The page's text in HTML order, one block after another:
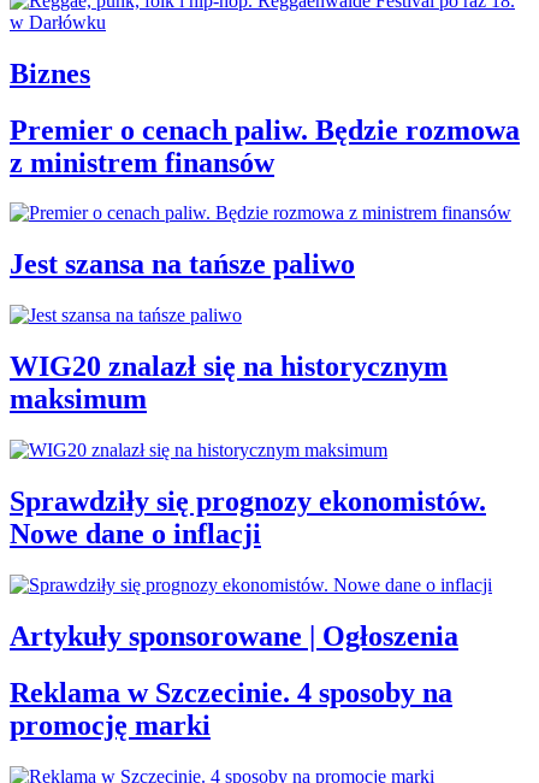
Biznes
Premier o cenach paliw. Będzie rozmowa
z ministrem finansów
Jest szansa na tańsze paliwo
WIG20 znalazł się na historycznym
maksimum
Sprawdziły się prognozy ekonomistów.
Nowe dane o inflacji
Artykuły sponsorowane | Ogłoszenia
Reklama w Szczecinie. 4 sposoby na
promocję marki